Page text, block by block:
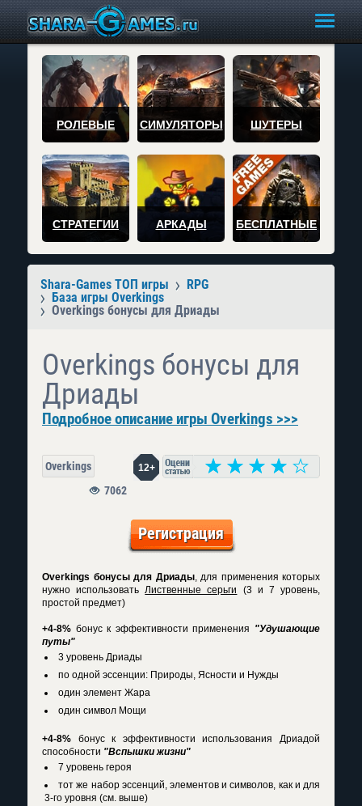
РОЛЕВЫЕ СИМУЛЯТОРЫ ШУТЕРЫ
СТРАТЕГИИ АРКАДЫ БЕСПЛАТНЫЕ
Shara-Games ТОП игры
RPG
База игры Overkings
Overkings бонусы для Дриады
Overkings бонусы для
Дриады
Подробное описание игры Overkings >>>
Overkings 12+
7062
Регистрация
Overkings бонусы для Дриады, для применения которых
нужно использоватьЛиственные серьги
(3 и 7 уровень,
простой предмет)
+4-8% бонус к эффективности применения "Удушающие
путы"
3 уровень Дриады
по одной эссенции: Природы, Ясности и Нужды
один элемент Жара
один символ Мощи
+4-8% бонус к эффективности использования Дриадой
способности "Вспышки жизни"
7 уровень героя
тот же набор эссенций, элементов и символов, как и для
3-го уровня (см. выше)